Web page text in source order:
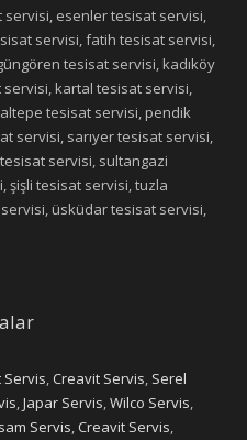
esenler tesisat servisi,
servisi, fatih tesisat servisi,
tesisat servisi, kadıköy
kartal tesisat servisi,
tesisat servisi, pendik
servisi, sarıyer tesisat servisi,
servisi, sultangazi
şişli tesisat servisi, tuzla
üsküdar tesisat servisi,
Servis,Creavit Servis, Serel
,Japar Servis,Wilco Servis,
Servis,Creavit Servis,